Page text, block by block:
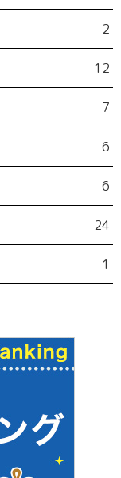
2
12
7
6
6
24
1